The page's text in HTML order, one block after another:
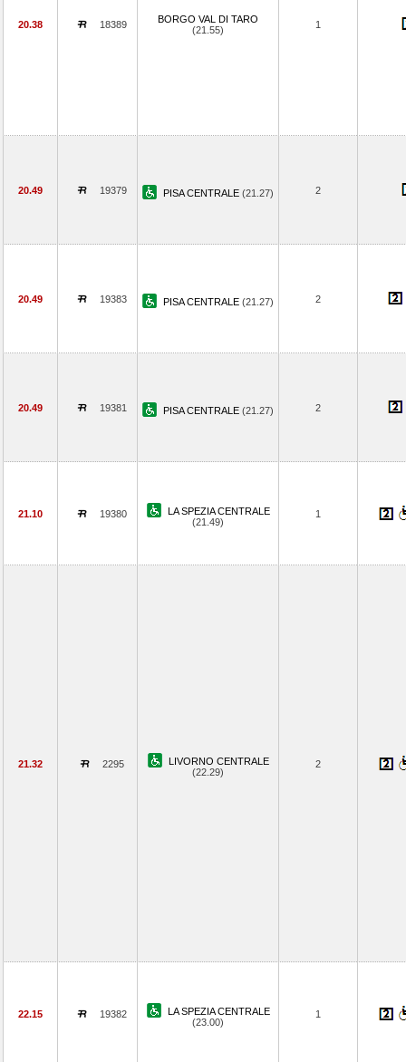
20.38 18389
BORGO VAL DI TARO
(21.55)
1
20.49 19379 PISA CENTRALE (21.27) 2
20.49 19383 PISA CENTRALE (21.27) 2
20.49 19381 PISA CENTRALE (21.27) 2
21.10 19380
LA SPEZIA CENTRALE
(21.49)
1
21.32 2295
LIVORNO CENTRALE
(22.29)
2
22.15 19382
LA SPEZIA CENTRALE
(23.00)
1